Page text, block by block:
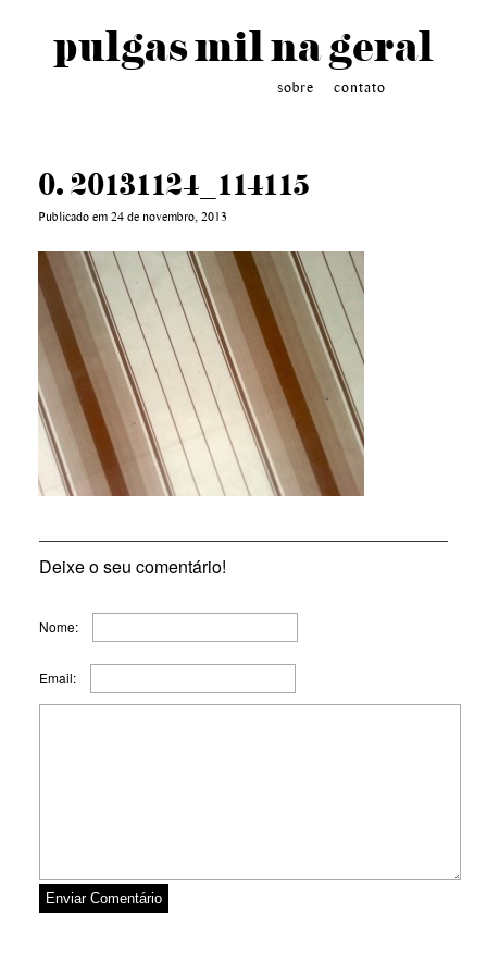
pulgas mil na geral
contato
sobre
0. 20131124_114115
Publicado em 24 de novembro, 2013
Deixe o seu comentário!
Nome:
Email: